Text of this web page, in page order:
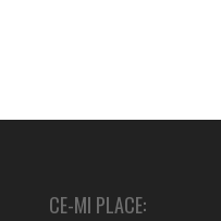
CE-MI PLACE: